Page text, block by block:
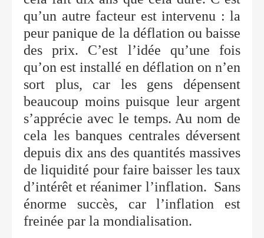
qu’un autre facteur est intervenu : la
peur panique de la déflation ou baisse
des prix. C’est l’idée qu’une fois
qu’on est installé en déflation on n’en
sort plus, car les gens dépensent
beaucoup moins puisque leur argent
s’apprécie avec le temps. Au nom de
cela les banques centrales déversent
depuis dix ans des quantités massives
de liquidité pour faire baisser les taux
d’intérêt et réanimer l’inflation. Sans
énorme succès, car l’inflation est
freinée par la mondialisation.